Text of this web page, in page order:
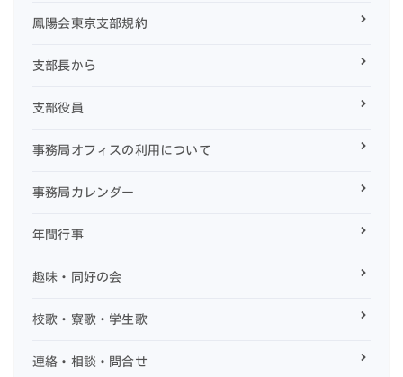
鳳陽会東京支部規約
支部長から
支部役員
事務局オフィスの利用について
事務局カレンダー
年間行事
趣味・同好の会
校歌・寮歌・学生歌
連絡・相談・問合せ